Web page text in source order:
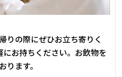
りの際にぜひお立ち寄りく
お持ちください。お飲物を
ります。